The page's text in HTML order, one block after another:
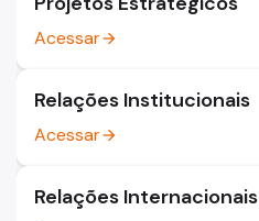
Acessararrow_forward
Relações Institucionais
Acessararrow_forward
Relações Internacionais